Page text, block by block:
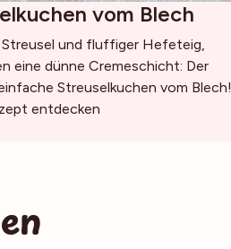
vom Blech
Streusel und fluffiger Hefeteig,
eine dünne Cremeschicht: Der
Streuselkuchen vom Blech!
entdecken